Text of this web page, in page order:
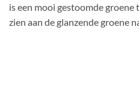
is een mooi gestoomde
zien aan de glanzende groene